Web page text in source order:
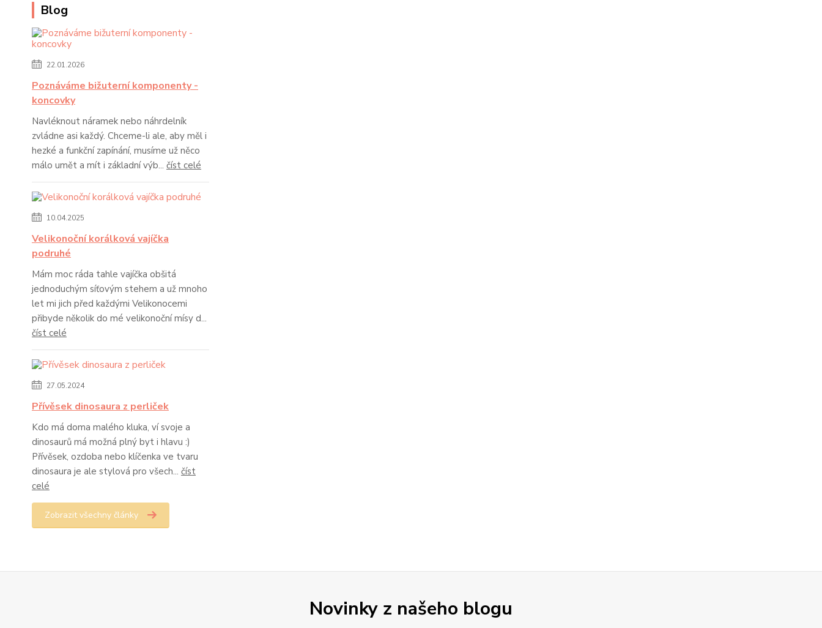
Blog
22.01.2026
Poznáváme bižuterní komponenty -
koncovky
Navléknout náramek nebo náhrdelník
zvládne asi každý. Chceme-li ale, aby měl i
hezké a funkční zapínání, musíme už něco
málo umět a mít i základní výb... číst celé
10.04.2025
Velikonoční korálková vajíčka
podruhé
Mám moc ráda tahle vajíčka obšitá
jednoduchým síťovým stehem a už mnoho
let mi jich před každými Velikonocemi
přibyde několik do mé velikonoční mísy d...
číst celé
27.05.2024
Přívěsek dinosaura z perliček
Kdo má doma malého kluka, ví svoje a
dinosaurů má možná plný byt i hlavu :)
Přívěsek, ozdoba nebo klíčenka ve tvaru
dinosaura je ale stylová pro všech... číst
celé
Zobrazit všechny články
Novinky z našeho blogu